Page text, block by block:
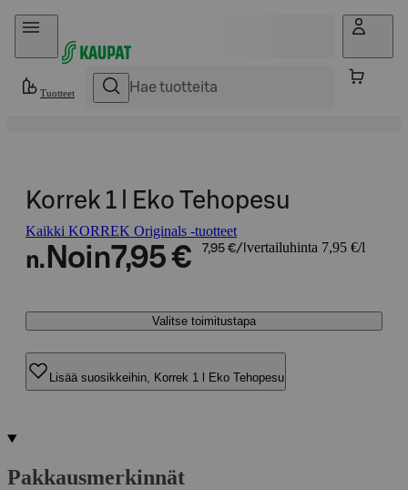
Hyppää sisältöön
Tuotteet
Korrek 1 l Eko Tehopesu
Kaikki KORREK Originals -tuotteet
n. Noin7,95 € 7,95 €/l vertailuhinta 7,95 €/l
Valitse toimitustapa
Lisää suosikkeihin, Korrek 1 l Eko Tehopesu
Pakkausmerkinnät